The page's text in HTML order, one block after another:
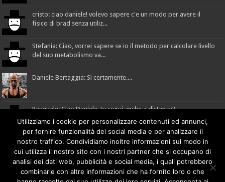
cristo: ciao daniele! volevo sapere c'e un modo per avere il
fisico di brad senza utiliz...
Stefania: Ciao, vorrei sapere se io il metodo per calcolare livello
del suo metabolismo va...
Daniele Bertaggia: Sì certamente....
Pasquale: Ciao Daniele, tu segui anche a distanza?...
Made with by comunicafacile.eu
Utilizziamo i cookie per personalizzare contenuti ed annunci,
per fornire funzionalità dei social media e per analizzare il
nostro traffico. Condividiamo inoltre informazioni sul modo in
cui utilizza il nostro sito con i nostri partner che si occupano di
analisi dei dati web, pubblicità e social media, i quali potrebbero
combinarle con altre informazioni che ha fornito loro o che